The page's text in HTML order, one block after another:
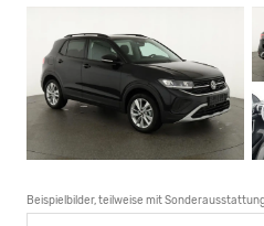
Beispielbilder, teilweise mit